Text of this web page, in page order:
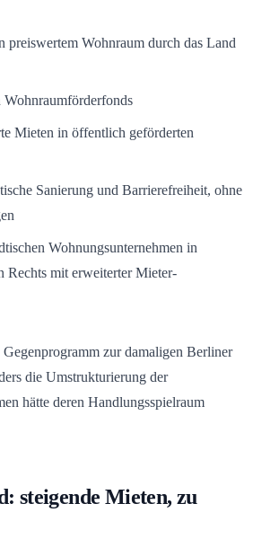
preiswertem Wohnraum durch das Land
Mieten in öffentlich geförderten
Sanierung und Barrierefreiheit, ohne
Wohnungsunternehmen in
Rechts mit erweiterter Mieter-
zur damaligen Berliner
die Umstrukturierung der
hätte deren Handlungsspielraum
steigende Mieten, zu